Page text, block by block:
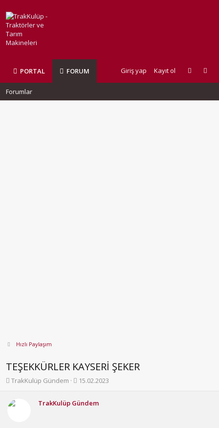
PORTAL FORUM Giriş yap Kayıt ol
Forumlar
Hızlı Paylaşım
TEŞEKKÜRLER KAYSERİ ŞEKER
K
b
TrakKulüp Gündem
B
l
15.02.2023
TrakKulüp Gündem